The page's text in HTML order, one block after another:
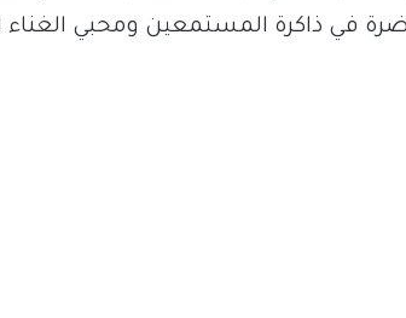
في ذاكرة المستمعين ومحبي الغناء